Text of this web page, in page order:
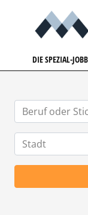
DIE SPEZIAL-